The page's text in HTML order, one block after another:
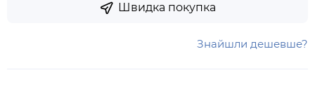
Швидка покупка
Знайшли дешевше?